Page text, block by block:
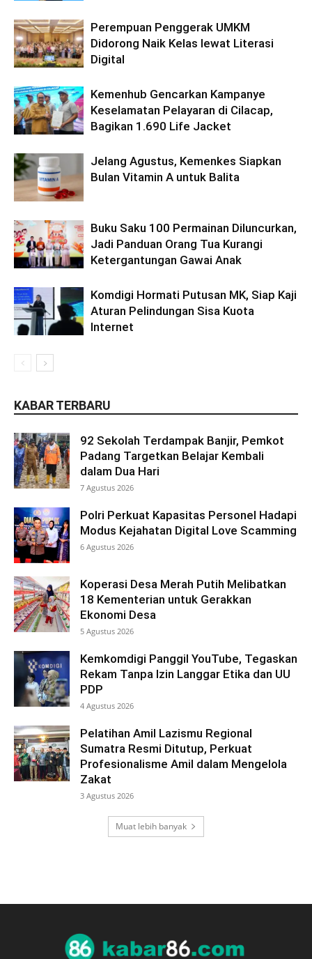
Perempuan Penggerak UMKM
Didorong Naik Kelas lewat Literasi
Digital
Kemenhub Gencarkan Kampanye
Keselamatan Pelayaran di Cilacap,
Bagikan 1.690 Life Jacket
Jelang Agustus, Kemenkes Siapkan
Bulan Vitamin A untuk Balita
Buku Saku 100 Permainan Diluncurkan,
Jadi Panduan Orang Tua Kurangi
Ketergantungan Gawai Anak
Komdigi Hormati Putusan MK, Siap Kaji
Aturan Pelindungan Sisa Kuota
Internet
KABAR TERBARU
92 Sekolah Terdampak Banjir, Pemkot
Padang Targetkan Belajar Kembali
dalam Dua Hari
7 Agustus 2026
Polri Perkuat Kapasitas Personel Hadapi
Modus Kejahatan Digital Love Scamming
6 Agustus 2026
Koperasi Desa Merah Putih Melibatkan
18 Kementerian untuk Gerakkan
Ekonomi Desa
5 Agustus 2026
Kemkomdigi Panggil YouTube, Tegaskan
Rekam Tanpa Izin Langgar Etika dan UU
PDP
4 Agustus 2026
Pelatihan Amil Lazismu Regional
Sumatra Resmi Ditutup, Perkuat
Profesionalisme Amil dalam Mengelola
Zakat
3 Agustus 2026
Muat lebih banyak